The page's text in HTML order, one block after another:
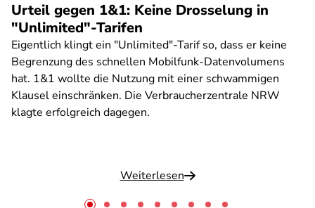
Urteil gegen 1&1: Keine Drosselung in
"Unlimited"-Tarifen
Eigentlich klingt ein "Unlimited"-Tarif so, dass er keine
Begrenzung des schnellen Mobilfunk-Datenvolumens
hat. 1&1 wollte die Nutzung mit einer schwammigen
Klausel einschränken. Die Verbraucherzentrale NRW
klagte erfolgreich dagegen.
Weiterlesen